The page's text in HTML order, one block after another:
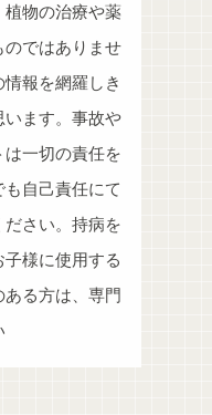
物の治療や薬
のではありませ
報を網羅しき
います。事故や
は一切の責任を
自己責任にて
さい。持病を
様に使用する
る方は、専門